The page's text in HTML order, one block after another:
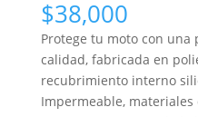
$38,000
Protege tu moto con una
calidad, fabricada en
recubrimiento interno
Impermeable,